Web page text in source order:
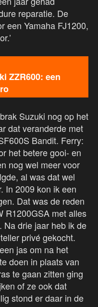
reparatie. De
een Yamaha FJ1200,
ZZR600: een
Suzuki nog op het
dat veranderde met
Bandit. Ferry:
het betere gooi- en
nog wel meer voor
al was dat wel
In 2009 kon ik een
Dat was de reden
R1200GSA met alles
Na drie jaar heb ik de
privé gekocht.
jas om na het
doen in plaats van
te gaan zitten ging
of ze ook dat
stond er daar in de